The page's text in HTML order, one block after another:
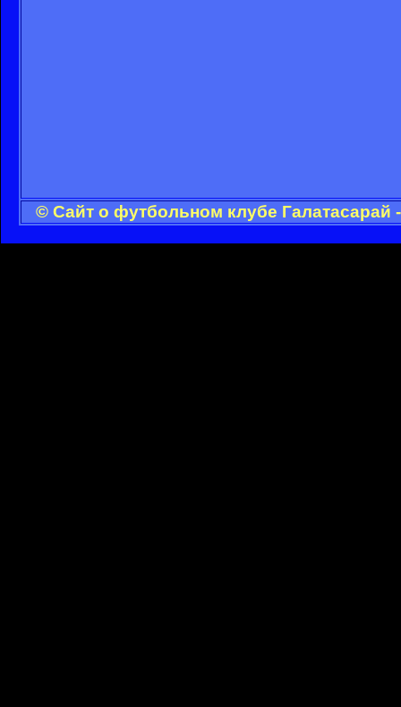
© Сайт о футбольном клубе